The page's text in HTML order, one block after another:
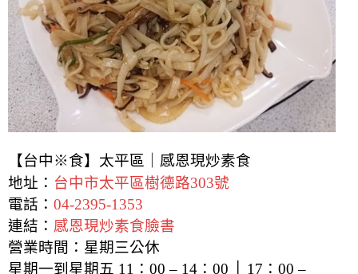
【台中※食】太平區｜感恩現炒素食
地址： 台中市太平區樹德路303號
電話： 04-2395-1353
連結： 感恩現炒素食臉書
營業時間：星期三公休
星期一到星期五 11：00 – 14：00 │ 17：00 –